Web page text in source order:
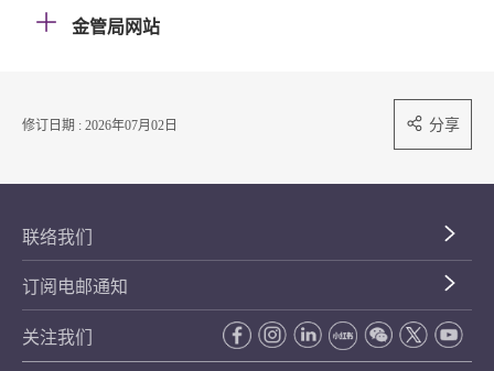
金管局网站
修订日期 : 2026年07月02日 分享
联络我们
订阅电邮通知
关注我们